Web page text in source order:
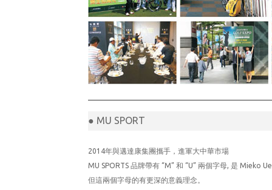
● MU SPORT
2014年與邁達康集團攜手，進軍大中華市場
MU SPORTS 品牌帶有 “M” 和 “U” 兩個字母, 是 Mieko
但這兩個字母的有更深的意義理念。